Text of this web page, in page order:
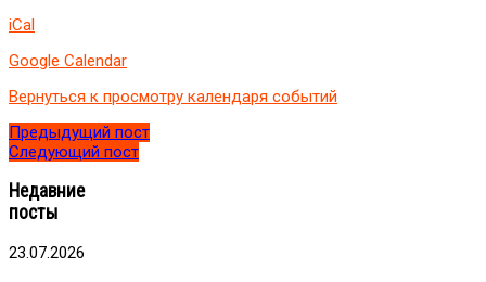
iCal
Google Calendar
Вернуться к просмотру календаря событий
Предыдущий пост
Следующий пост
Недавние
посты
23.07.2026